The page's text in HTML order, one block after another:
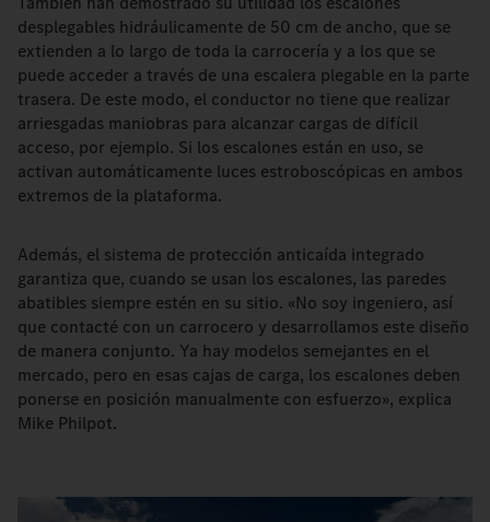
desplegables hidráulicamente de 50 cm de ancho, que se
extienden a lo largo de toda la carrocería y a los que se
puede acceder a través de una escalera plegable en la parte
trasera. De este modo, el conductor no tiene que realizar
arriesgadas maniobras para alcanzar cargas de difícil
acceso, por ejemplo. Si los escalones están en uso, se
activan automáticamente luces estroboscópicas en ambos
extremos de la plataforma.
Además, el sistema de protección anticaída integrado
garantiza que, cuando se usan los escalones, las paredes
abatibles siempre estén en su sitio. «No soy ingeniero, así
que contacté con un carrocero y desarrollamos este diseño
de manera conjunto. Ya hay modelos semejantes en el
mercado, pero en esas cajas de carga, los escalones deben
ponerse en posición manualmente con esfuerzo», explica
Mike Philpot.